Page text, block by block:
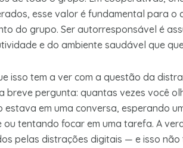
esse valor é fundamental para o
do grupo. Ser autorresponsável é
e do ambiente saudável que
isso tem a ver com a questão da
breve pergunta: quantas vezes você
estava em uma conversa, esperando
ou tentando focar em uma tarefa. A
pelas distrações digitais — e isso não